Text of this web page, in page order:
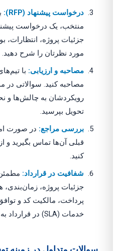
درخواست پیشنهاد (RFP):
منتخب، یک درخواست
جزئیات پروژه، انتظارات،
مورد نظرتان را شرح دهید.
مصاحبه و ارزیابی: با
مصاحبه کنید. سوالاتی در
رویکردشان به چالش‌ها و
تحویل بپرسید.
بررسی مراجع: در صورت
قبلی آن‌ها تماس بگیرید و
کنید.
شفافیت در قرارداد:
جزئیات پروژه، زمان‌بندی،
پرداخت، مالکیت کد و
خدمات (SLA) در قرارداد به وضوح ذکر شده‌اند.